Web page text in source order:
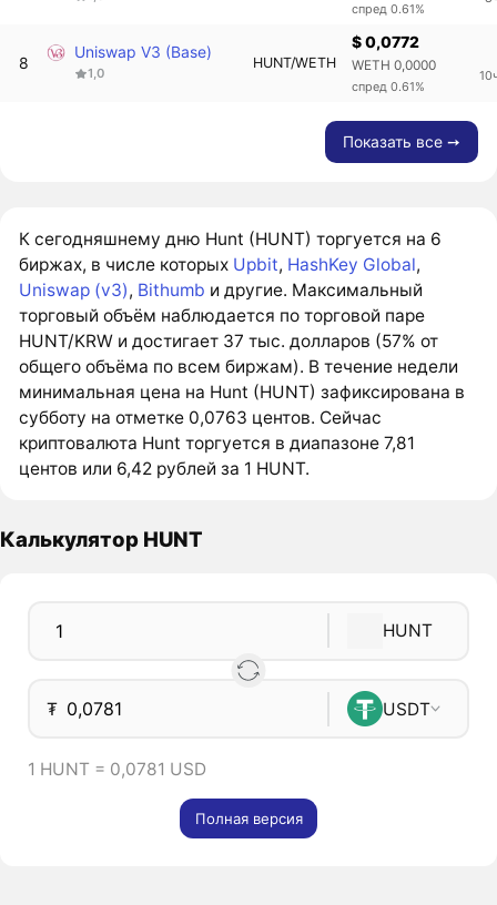
спред 0.61%
8
Uniswap V3 (Base)
1,0
HUNT/WETH
$ 0,0772
WETH 0,0000
спред 0.61%
Показать все ➙
К сегодняшнему дню Hunt (HUNT) торгуется на 6
биржах, в числе которых Upbit, HashKey Global,
Uniswap (v3), Bithumb и другие. Максимальный
торговый объём наблюдается по торговой паре
HUNT/KRW и достигает 37 тыс. долларов (57% от
общего объёма по всем биржам). В течение недели
минимальная цена на Hunt (HUNT) зафиксирована в
субботу на отметке 0,0763 центов. Сейчас
криптовалюта Hunt торгуется в диапазоне 7,81
центов или 6,42 рублей за 1 HUNT.
Калькулятор HUNT
HUNT
₮ USDT
1 HUNT = 0,0781 USD
Полная версия